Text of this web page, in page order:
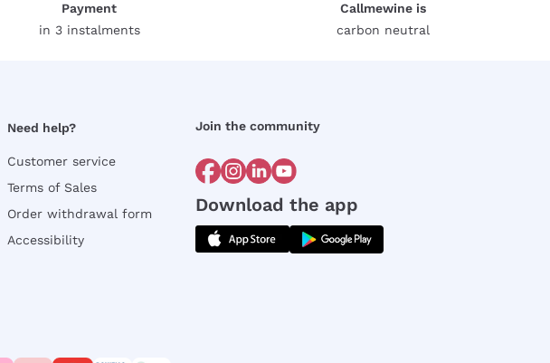
Payment
in 3 instalments
Callmewine is
carbon neutral
Need help?
Customer service
Terms of Sales
Order withdrawal form
Accessibility
Join the community
Download the app